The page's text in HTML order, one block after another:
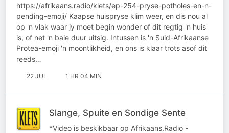
https://afrikaans.radio/klets/ep-254-pryse-potholes-en-n-
pending-emoji/ Kaapse huispryse klim weer, en dis nou al
op 'n vlak waar jy moet begin wonder of dit regtig 'n huis
is, of net 'n baie duur uitsig. Intussen is 'n Suid-Afrikaanse
Protea-emoji 'n moontlikheid, en ons is klaar trots asof dit
reeds…
22 JUL 1 HR 04 MIN
Slange, Spuite en Sondige Sente
*Video is beskikbaar op Afrikaans.Radio -